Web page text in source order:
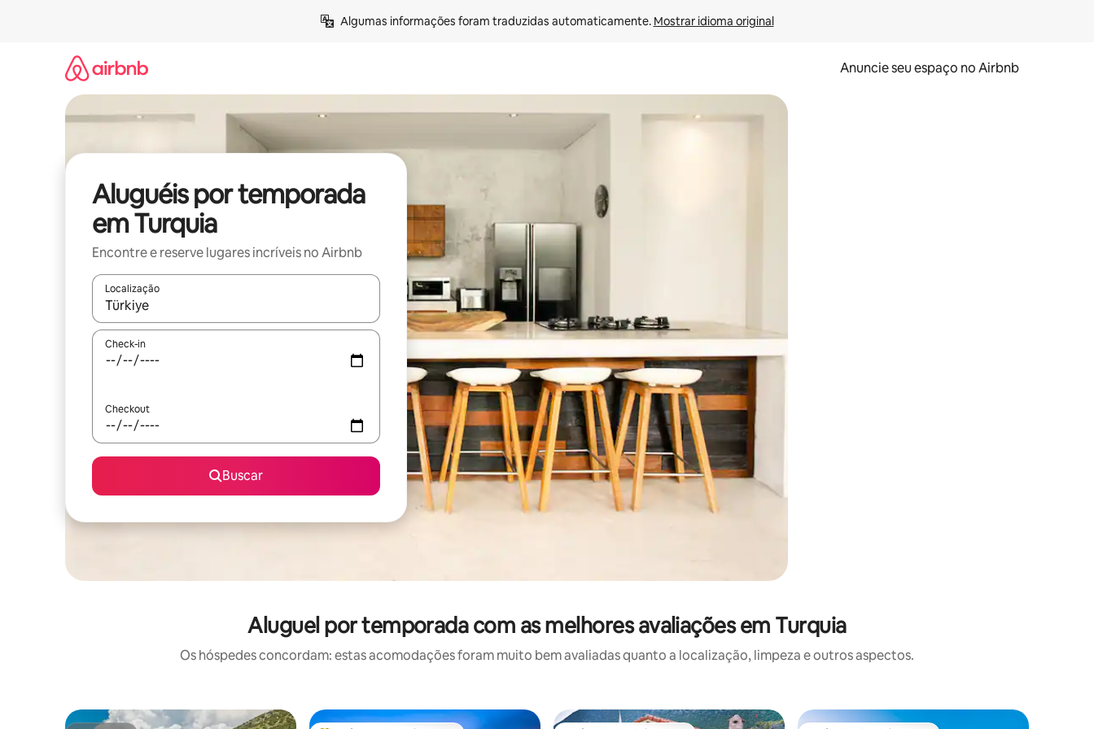
Algumas informações foram traduzidas automaticamente. Mostrar idioma original
Anuncie seu espaço no Airbnb
Aluguéis por temporada
em Turquia
Encontre e reserve lugares incríveis no Airbnb
Localização
Quando os resultados estiverem disponíveis, explore-os usando as seta para cima e para baixo do teclado ou tocando e deslizando o dedo na tela.
Check-in
Checkout
Buscar
Aluguel por temporada com as melhores avaliações em Turquia
Os hóspedes concordam: estas acomodações foram muito bem avaliadas quanto a localização, limpeza e outros aspectos.